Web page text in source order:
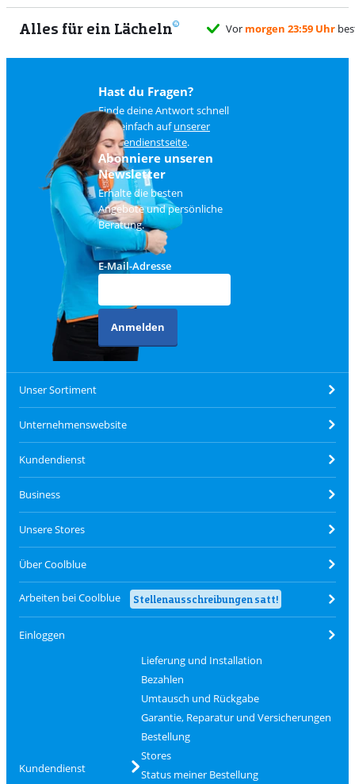
Alles für ein Lächeln Vor morgen 23:59 Uhr
Hast du Fragen?
Finde deine Antwort schnell
und einfach aufunserer
Kundendienstseite.
Abonniere unseren
Newsletter
Erhalte die besten
Angebote und persönliche
Beratung.
E-Mail-Adresse
Anmelden
Unser Sortiment
Unternehmenswebsite
Kundendienst
Business
Unsere Stores
Über Coolblue
Arbeiten bei Coolblue Stellenausschreibungen satt!
Einloggen
Kundendienst
Lieferung und Installation
Bezahlen
Umtausch und Rückgabe
Garantie, Reparatur und Versicherungen
Bestellung
Stores
Status meiner Bestellung